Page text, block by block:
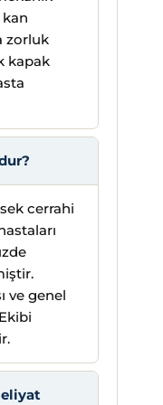
kan
zorluk
kapak
cerrahi
ve genel